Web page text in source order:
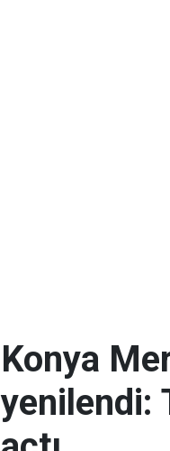
Konya
yenilendi: